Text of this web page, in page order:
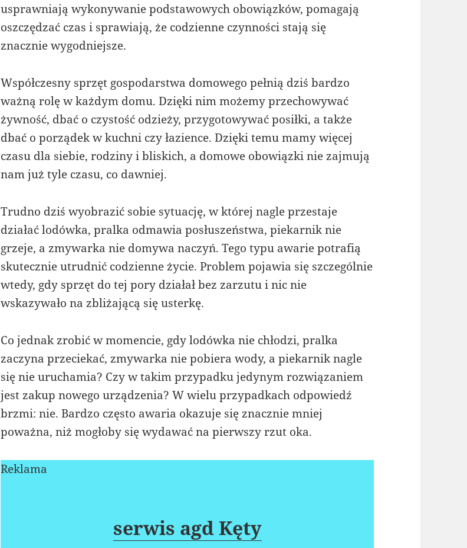
usprawniają wykonywanie podstawowych obowiązków, pomagają
oszczędzać czas i sprawiają, że codzienne czynności stają się
znacznie wygodniejsze.
Współczesny sprzęt gospodarstwa domowego pełnią dziś bardzo
ważną rolę w każdym domu. Dzięki nim możemy przechowywać
żywność, dbać o czystość odzieży, przygotowywać posiłki, a także
dbać o porządek w kuchni czy łazience. Dzięki temu mamy więcej
czasu dla siebie, rodziny i bliskich, a domowe obowiązki nie zajmują
nam już tyle czasu, co dawniej.
Trudno dziś wyobrazić sobie sytuację, w której nagle przestaje
działać lodówka, pralka odmawia posłuszeństwa, piekarnik nie
grzeje, a zmywarka nie domywa naczyń. Tego typu awarie potrafią
skutecznie utrudnić codzienne życie. Problem pojawia się szczególnie
wtedy, gdy sprzęt do tej pory działał bez zarzutu i nic nie
wskazywało na zbliżającą się usterkę.
Co jednak zrobić w momencie, gdy lodówka nie chłodzi, pralka
zaczyna przeciekać, zmywarka nie pobiera wody, a piekarnik nagle
się nie uruchamia? Czy w takim przypadku jedynym rozwiązaniem
jest zakup nowego urządzenia? W wielu przypadkach odpowiedź
brzmi: nie. Bardzo często awaria okazuje się znacznie mniej
poważna, niż mogłoby się wydawać na pierwszy rzut oka.
Reklama
serwis agd Kęty